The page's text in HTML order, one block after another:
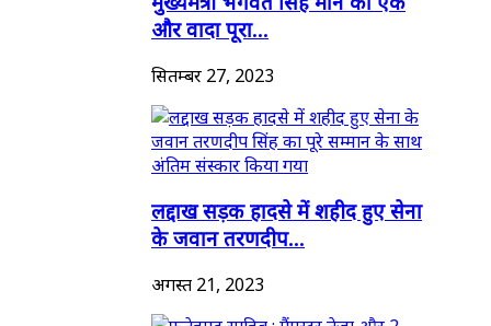
और वादा पूरा...
सितम्बर 27, 2023
लद्दाख सड़क हादसे में शहीद हुए सेना
के जवान तरणदीप...
अगस्त 21, 2023